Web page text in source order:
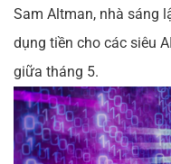
Sam Altman, nhà sáng
dụng tiền cho các siêu
giữa tháng 5.